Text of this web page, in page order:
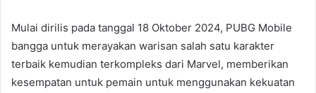
Mulai dirilis pada tanggal 18 Oktober 2024, PUBG Mobile
bangga untuk merayakan warisan salah satu karakter
terbaik kemudian terkompleks dari Marvel, memberikan
kesempatan untuk pemain untuk menggunakan kekuatan